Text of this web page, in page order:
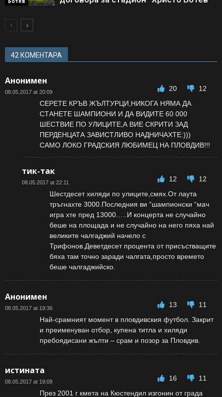
42 КОМЕНТАРА
Анонимен
08.05.2017 at 20:09 20
12
СЕРЕТЕ КРЪВ ЖЪЛТУРЦИ,НИКОГА НЯМА ДА
СТАНЕТЕ ШАМПИОНИ И ДА ВИДИТЕ 60 000
ШЕСТВИЕ ПО УЛИЦИТЕ,А ВИЕ СКРИТИ ЗАД
ПЕРДЕНЦАТА ЗАВИСТЛИВО НАДНИЧАХТЕ:)))
САМО ЛОКО ГРАДСКИЯ ЛЮБИМЕЦ НА ПЛОВДИВ!!!
тик-так
08.05.2017 at 22:11 12
12
Шестдесет хиляди по улиците,смях.От лаута
тръгнахте 3000.Последния ви “шампионски “мач
игра хте пред 13000…..И концерта не случайно
беше на площада и не случайно на него пяха най
великите чалгаджий начело с
Трифонов.Деветдесет процента от присъстващите
бяха там точно заради чалгата,просто времето
беше чалгаджийско.
Анонимен
08.05.2017 at 19:36 13
11
Най-срамният момент в пловдивския футбол. Закрит
и преименуван отбор, купена титла и хиляди
пребоядисани жълти – срам и позор за Пловдив.
истината
08.05.2017 at 19:08 16
11
През 2001 г кмета на Кюстендил изгонин от града